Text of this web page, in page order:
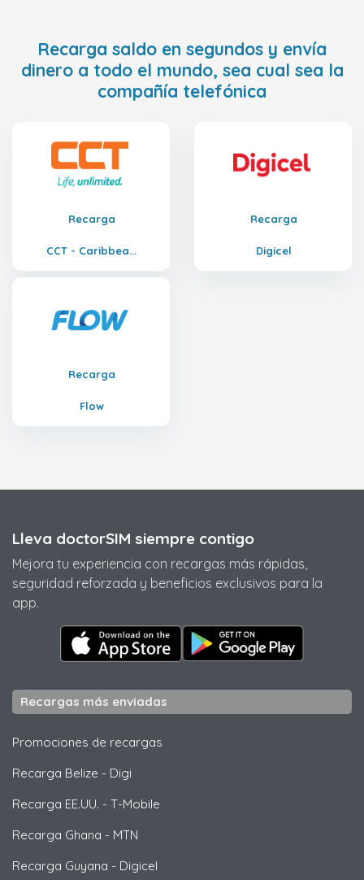
Recarga saldo en segundos y envía
dinero a todo el mundo, sea cual sea la
compañía telefónica
Recarga
CCT - Caribbea...
Recarga
Digicel
Recarga
Flow
Lleva doctorSIM siempre contigo
Mejora tu experiencia con recargas más rápidas,
seguridad reforzada y beneficios exclusivos para la
app.
Recargas más enviadas
Promociones de recargas
Recarga Belize - Digi
Recarga EE.UU. - T-Mobile
Recarga Ghana - MTN
Recarga Guyana - Digicel